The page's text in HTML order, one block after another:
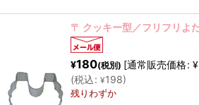
〒 クッキー型／フリフリよ
¥180(税別) [通常販売価格: ¥
(税込: ¥198)
残りわずか